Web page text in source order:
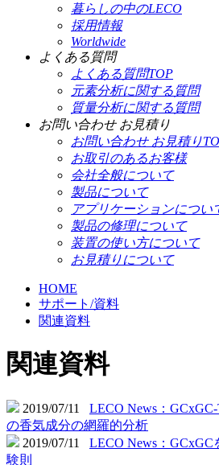
暮らしの中のLECO
採用情報
Worldwide
よくある質問
よくある質問TOP
元素分析に関する質問
質量分析に関する質問
お問い合わせ お見積り
お問い合わせ お見積り
お取引のあるお客様
会社全般について
製品について
アプリケーションについ
製品の修理について
装置の使い方について
お見積りについて
HOME
サポート/資料
関連資料
関連資料
2019/07/11 LECO News：
の香気成分の網羅的分析
2019/07/11 LECO News：
験則